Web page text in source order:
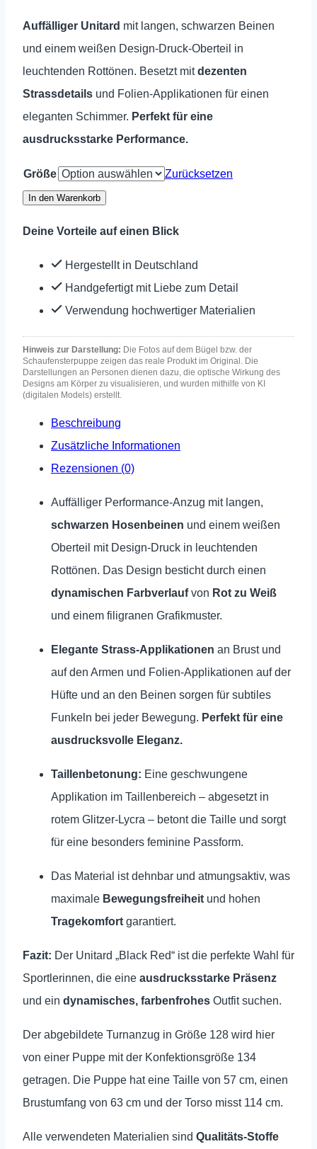
Auffälliger Unitard mit langen, schwarzen Beinen
und einem weißen Design-Druck-Oberteil in
leuchtenden Rottönen. Besetzt mitdezenten
Strassdetails und Folien-Applikationen für einen
eleganten Schimmer. Perfekt für eine
ausdrucksstarke Performance.
Größe
Zurücksetzen
Langanzug-
Black
Red
Menge
In den Warenkorb
Deine Vorteile auf einen Blick
Hergestellt in Deutschland
Handgefertigt mit Liebe zum Detail
Verwendung hochwertiger Materialien
Hinweis zur Darstellung: Die Fotos auf dem Bügel bzw. der
Schaufensterpuppe zeigen das reale Produkt im Original. Die
Darstellungen an Personen dienen dazu, die optische Wirkung des
Designs am Körper zu visualisieren, und wurden mithilfe von KI
(digitalen Models) erstellt.
Beschreibung
Zusätzliche Informationen
Rezensionen (0)
Auffälliger Performance-Anzug mit langen,
schwarzen Hosenbeinen und einem weißen
Oberteil mit Design-Druck in leuchtenden
Rottönen. Das Design besticht durch einen
dynamischen Farbverlaufvon Rot zu Weiß
und einem filigranen Grafikmuster.
Elegante Strass-Applikationen an Brust und
auf den Armen und Folien-Applikationen auf der
Hüfte und an den Beinen sorgen für subtiles
Funkeln bei jeder Bewegung. Perfekt für eine
ausdrucksvolle Eleganz.
Taillenbetonung: Eine geschwungene
Applikation im Taillenbereich – abgesetzt in
rotem Glitzer-Lycra – betont die Taille und sorgt
für eine besonders feminine Passform.
Das Material ist dehnbar und atmungsaktiv, was
maximale Bewegungsfreiheit und hohen
Tragekomfort garantiert.
Fazit: Der Unitard „Black Red“ ist die perfekte Wahl für
Sportlerinnen, die eine ausdrucksstarke Präsenz
und ein dynamisches, farbenfrohes Outfit suchen.
Der abgebildete Turnanzug in Größe 128 wird hier
von einer Puppe mit der Konfektionsgröße 134
getragen. Die Puppe hat eine Taille von 57 cm, einen
Brustumfang von 63 cm und der Torso misst 114 cm.
Alle verwendeten Materialien sind Qualitäts-Stoffe